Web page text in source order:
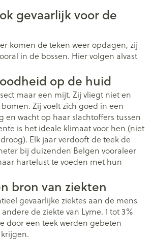
gevaarlijk voor de
komen de teken weer opdagen, zij
in de bossen. Hier volgen alvast
op de huid
maar een mijt. Zij vliegt niet en
Zij voelt zich goed in een
en wacht op haar slachtoffers tussen
is het ideale klimaat voor hen (niet
Elk jaar verdooft de teek de
bij duizenden Belgen vooraleer
hartelust te voeden met hun
bron van ziekten
gevaarlijke ziektes aan de mens
de ziekte van Lyme. 1 tot 3%
door een teek werden gebeten